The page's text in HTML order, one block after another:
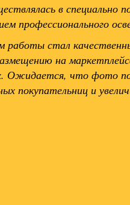
в специально
профессионального
работы стал
на
Ожидается, что фото
покупательниц и